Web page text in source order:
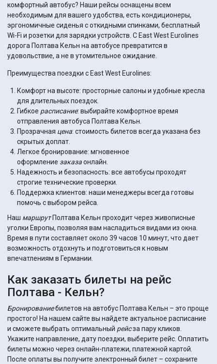
комфортный автобус? Наши рейсы оснащены всем
необходимым для вашего удобства, есть кондиционеры,
эргономичные сиденья с откидными спинками, бесплатный
Wi-Fi и розетки для зарядки устройств. С East West Eurolines
дорога Полтава Кельн на автобусе превратится в
удовольствие, а не в утомительное ожидание.
Преимущества поездки с East West Eurolines:
Комфорт на высоте: просторные салоны и удобные кресла
для длительных поездок.
Гибкое расписание: выбирайте комфортное время
отправления автобуса Полтава Кельн.
Прозрачная цена: стоимость билетов всегда указана без
скрытых доплат.
Легкое бронирование: мгновенное
оформление заказаонлайн.
Надежность и безопасность: все автобусы проходят
строгие технические проверки.
Поддержка клиентов: наши менеджеры всегда готовы
помочь с выбором рейса.
Наш маршрутПолтава Кельн проходит через живописные
уголки Европы, позволяя вам насладиться видами из окна.
Время в пути составляет около 39 часов 10 минут, что дает
возможность отдохнуть и подготовиться к новым
впечатлениям в Германии.
Как заказать билеты на рейс
Полтава - Кельн?
Бронированиебилетов на автобус Полтава Кельн – это проще
простого! На нашем сайте вы найдете актуальное расписание
и сможете выбрать оптимальный рейсза пару кликов.
Укажите направление, дату поездки, выберите рейс. Оплатить
билеты можно через онлайн-платежи, платежной картой.
После оплаты вы получите электронный билет – сохраните